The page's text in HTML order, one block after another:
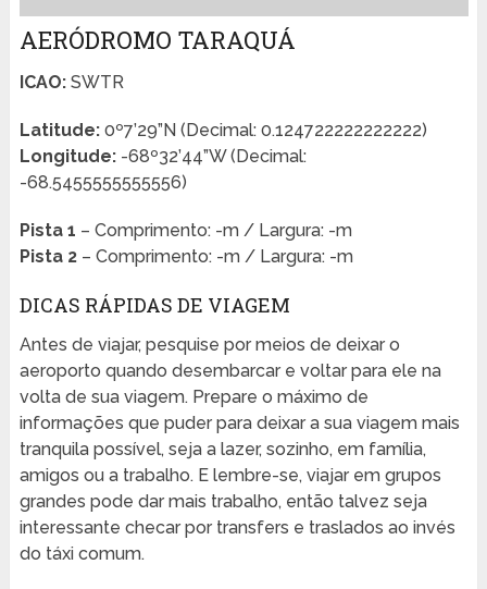
AERÓDROMO TARAQUÁ
ICAO:SWTR
Latitude:0º7’29”N (Decimal: 0.124722222222222)
Longitude:-68º32’44”W (Decimal:
-68.5455555555556)
Pista 1 – Comprimento: -m / Largura: -m
Pista 2– Comprimento: -m / Largura: -m
DICAS RÁPIDAS DE VIAGEM
Antes de viajar, pesquise por meios de deixar o
aeroporto quando desembarcar e voltar para ele na
volta de sua viagem. Prepare o máximo de
informações que puder para deixar a sua viagem mais
tranquila possível, seja a lazer, sozinho, em família,
amigos ou a trabalho. E lembre-se, viajar em grupos
grandes pode dar mais trabalho, então talvez seja
interessante checar por transfers e traslados ao invés
do táxi comum.